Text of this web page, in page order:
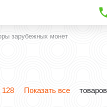
зарубежных монет
128 Показать все